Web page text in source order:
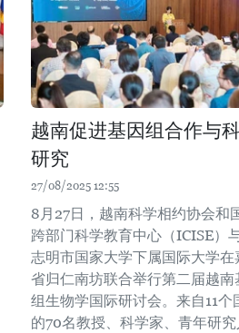
越南促进基因组合作与
研究
27/08/2025 12:55
8月27日，越南科学相约协会和
跨部门科学教育中心（ICISE）
志明市国家大学下属国际大学在
省归仁南坊联合举行第二届越南
组生物学国际研讨会。来自11个
的70名教授、科学家、青年研